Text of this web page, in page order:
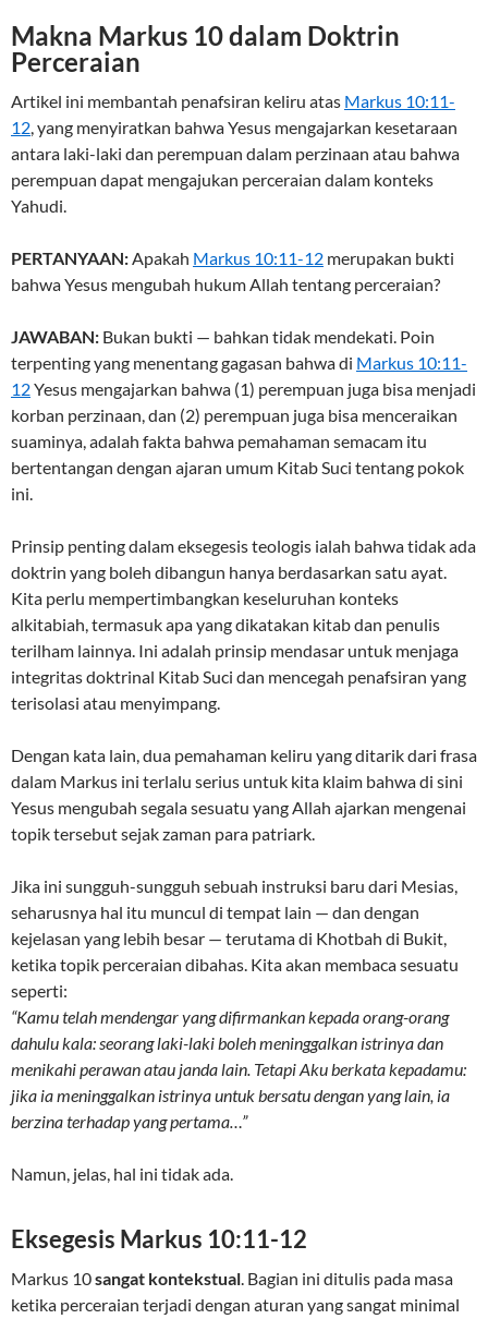
Makna Markus 10 dalam Doktrin
Perceraian
Artikel ini membantah penafsiran keliru atas Markus 10:11-
12, yang menyiratkan bahwa Yesus mengajarkan kesetaraan
antara laki-laki dan perempuan dalam perzinaan atau bahwa
perempuan dapat mengajukan perceraian dalam konteks
Yahudi.
PERTANYAAN:Apakah Markus 10:11-12 merupakan bukti
bahwa Yesus mengubah hukum Allah tentang perceraian?
JAWABAN: Bukan bukti — bahkan tidak mendekati. Poin
terpenting yang menentang gagasan bahwa di Markus 10:11-
12Yesus mengajarkan bahwa (1) perempuan juga bisa menjadi
korban perzinaan, dan (2) perempuan juga bisa menceraikan
suaminya, adalah fakta bahwa pemahaman semacam itu
bertentangan dengan ajaran umum Kitab Suci tentang pokok
ini.
Prinsip penting dalam eksegesis teologis ialah bahwa tidak ada
doktrin yang boleh dibangun hanya berdasarkan satu ayat.
Kita perlu mempertimbangkan keseluruhan konteks
alkitabiah, termasuk apa yang dikatakan kitab dan penulis
terilham lainnya. Ini adalah prinsip mendasar untuk menjaga
integritas doktrinal Kitab Suci dan mencegah penafsiran yang
terisolasi atau menyimpang.
Dengan kata lain, dua pemahaman keliru yang ditarik dari frasa
dalam Markus ini terlalu serius untuk kita klaim bahwa di sini
Yesus mengubah segala sesuatu yang Allah ajarkan mengenai
topik tersebut sejak zaman para patriark.
Jika ini sungguh-sungguh sebuah instruksi baru dari Mesias,
seharusnya hal itu muncul di tempat lain — dan dengan
kejelasan yang lebih besar — terutama di Khotbah di Bukit,
ketika topik perceraian dibahas. Kita akan membaca sesuatu
seperti:
“Kamu telah mendengar yang difirmankan kepada orang-orang
dahulu kala: seorang laki-laki boleh meninggalkan istrinya dan
menikahi perawan atau janda lain. Tetapi Aku berkata kepadamu:
jika ia meninggalkan istrinya untuk bersatu dengan yang lain, ia
berzina terhadap yang pertama…”
Namun, jelas, hal ini tidak ada.
Eksegesis Markus 10:11-12
Markus 10sangat kontekstual. Bagian ini ditulis pada masa
ketika perceraian terjadi dengan aturan yang sangat minimal